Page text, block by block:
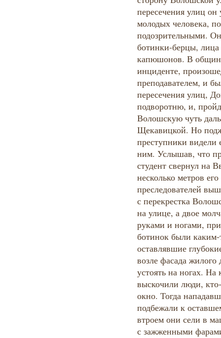
пересечения улиц он
молодых человека,
подозрительными.
ботинки-берцы,
капюшонов. В
инциденте,
преподавателем, и
пересечения улиц,
подворотню, и,
Волошскую чуть
Щекавицкой. Но
преступники видели
ним. Услышав, что
студент свернул на
несколько метров
преследователей
с перекрестка
на улице, а двое
руками и ногами,
ботинок были каким-
оставлявшие
возле фасада
устоять на ногах. На
выскочили люди,
окно. Тогда
подбежали к
втроем они сели в
с зажженными